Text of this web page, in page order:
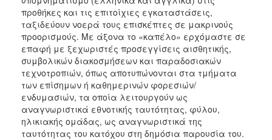
ΠΟΛΗ
προθήκες και τις επιτοίχιες εγκαταστάσεις,
ταξιδεύουν νοερά τους επισκέπτες σε μακρινούς
προορισμούς. Με άξονα το «καπέλο» ερχόμαστε σε
επαφή με ξεχωριστές προσεγγίσεις αισθητικής,
συμβολικών διακοσμήσεων και παραδοσιακών
τεχνοτροπιών, όπως αποτυπώνονται στα τμήματα
των επίσημων ή καθημερινών φορεσιών/
ενδυμασιών, τα οποία λειτουργούν ως
αναγνωριστικά εθνοτικής ταυτότητας, φύλου,
ηλικιακής ομάδας, ως αναγνωριστικά της
ταυτότητας του κατόχου στη δημόσια παρουσία του.